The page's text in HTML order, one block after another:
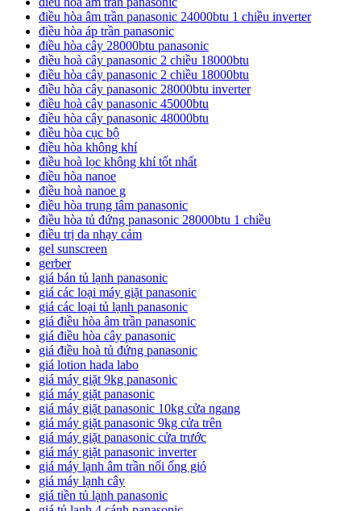
điều hòa âm trần panasonic 24000btu 1 chiều inverter
điều hòa áp trần panasonic
điều hòa cây 28000btu panasonic
điều hoà cây panasonic 2 chiều 18000btu
điều hòa cây panasonic 2 chiều 18000btu
điều hòa cây panasonic 28000btu inverter
điều hoà cây panasonic 45000btu
điều hòa cây panasonic 48000btu
điều hòa cục bộ
điều hòa không khí
điều hoà lọc không khí tốt nhất
điều hòa nanoe
điều hoà nanoe g
điều hòa trung tâm panasonic
điều hòa tủ đứng panasonic 28000btu 1 chiều
điều trị da nhạy cảm
gel sunscreen
gerber
giá bán tủ lạnh panasonic
giá các loại máy giặt panasonic
giá các loại tủ lạnh panasonic
giá điều hòa âm trần panasonic
giá điều hòa cây panasonic
giá điều hoà tủ đứng panasonic
giá lotion hada labo
giá máy giặt 9kg panasonic
giá máy giặt panasonic
giá máy giặt panasonic 10kg cửa ngang
giá máy giặt panasonic 9kg cửa trên
giá máy giặt panasonic cửa trước
giá máy giặt panasonic inverter
giá máy lạnh âm trần nối ống gió
giá máy lạnh cây
giá tiền tủ lạnh panasonic